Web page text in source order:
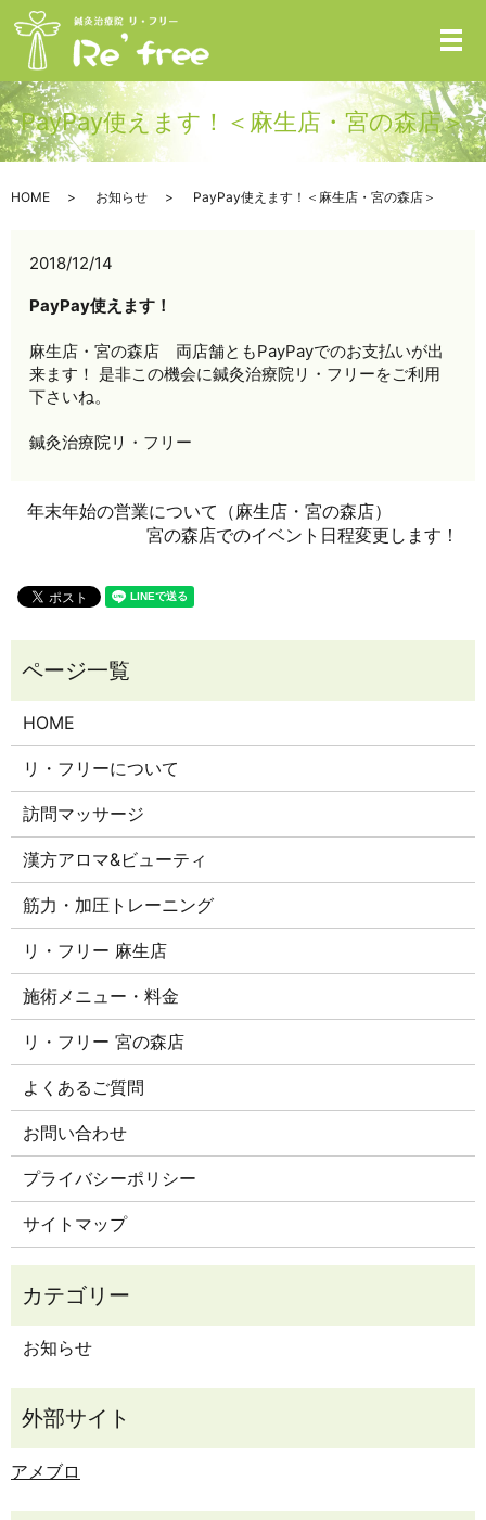
メ
PayPay使えます！＜麻生店・宮の森店＞
HOME お知らせ PayPay使えます！＜麻生店・宮の森店＞
2018/12/14
PayPay使えます！
麻生店・宮の森店 両店舗ともPayPayでのお支払いが出
来ます！ 是非この機会に鍼灸治療院リ・フリーをご利用
下さいね。
鍼灸治療院リ・フリー
年末年始の営業について（麻生店・宮の森店）
宮の森店でのイベント日程変更します！
HOME
リ・フリーについて
訪問マッサージ
漢方アロマ&ビューティ
筋力・加圧トレーニング
リ・フリー 麻生店
施術メニュー・料金
リ・フリー 宮の森店
よくあるご質問
お問い合わせ
プライバシーポリシー
サイトマップ
お知らせ
アメブロ